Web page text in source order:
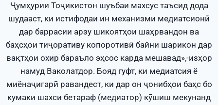
Ҷумҳурии Тоҷикистон шуъбаи махсус таъсид дода
шудааст, ки истифодаи ин механизми медиатсионӣ
дар баррасии арзу шикоятҳои шаҳрвандон ва
баҳсҳои тиҷоративу копоротивӣ байни шарикон дар
вақтҳои охир бараъло эҳсос карда мешавад»,-изҳор
намуд Ваколатдор. Бояд гуфт, ки медиатсия ё
миёнаҷигарӣ равандест, ки дар он ҷонибҳои баҳс бо
кумаки шахси бетараф (медиатор) кӯшиш мекунанд